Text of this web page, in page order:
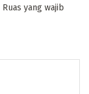
Ruas yang wajib